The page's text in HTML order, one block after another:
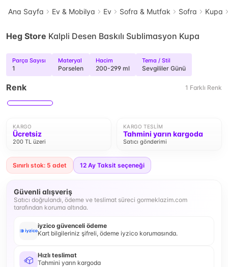
Ana Sayfa Ev & Mobilya Ev Sofra & Mutfak Sofra Kupa
Heg Store Kalpli Desen Baskılı Sublimasyon Kupa
Parça Sayısı
1
Materyal
Porselen
Hacim
200-299 ml
Tema / Stil
Sevgililer Günü
Renk 1 Farklı Renk
KARGO
Ücretsiz
200 TL üzeri
KARGO TESLIM
Tahmini yarın kargoda
Satıcı gönderimi
Sınırlı stok: 5 adet 12 Ay Taksit seçeneği
Güvenli alışveriş
Satıcı doğrulandı, ödeme ve teslimat süreci gormeklazim.com
tarafından koruma altında.
iyzico güvenceli ödeme
Kart bilgileriniz şifreli, ödeme iyzico korumasında.
Hızlı teslimat
Tahmini yarın kargoda